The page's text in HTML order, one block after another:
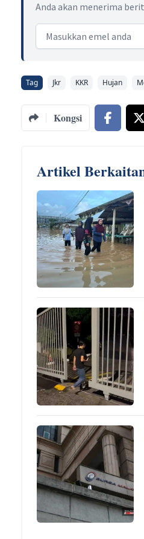
Anda akan menerima
Email address
Tag Jkr KKR Hujan
Kongsi
Artikel